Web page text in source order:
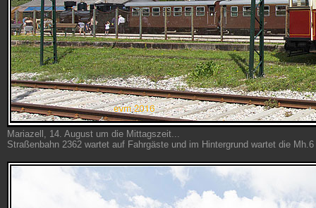
Mariazell, 14. August um die Mittagszeit...
Straßenbahn 2362 wartet auf Fahrgäste und im Hintergrund wartet die